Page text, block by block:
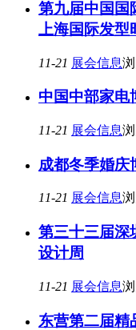
第九届中国国
上海国际发型
11-21 展会信息
中国中部家电
11-21 展会信息
成都冬季婚庆
11-21 展会信息
第三十三届深
设计周
11-21 展会信息
东营第二届精